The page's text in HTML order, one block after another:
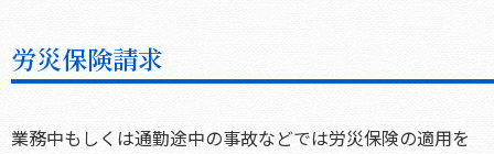
労災保険請求
業務中もしくは通勤途中の事故などでは労災保険の適用を